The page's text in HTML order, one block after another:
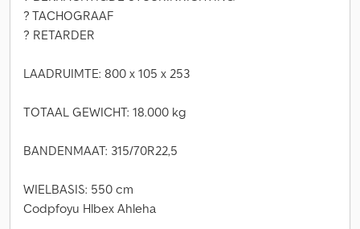
? TACHOGRAAF
? RETARDER
LAADRUIMTE: 800 x 105 x 253
TOTAAL GEWICHT: 18.000 kg
BANDENMAAT: 315/70R22,5
WIELBASIS: 550 cm
Codpfoyu Hlbex Ahleha